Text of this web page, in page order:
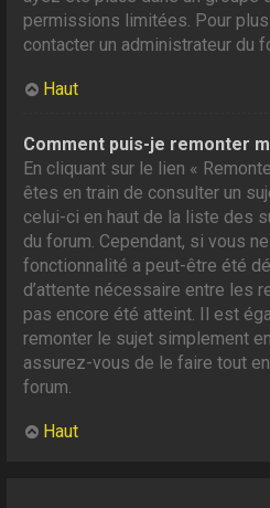
permissions limitées. Pour
contacter un administrateur du
Haut
Comment puis-je remonter
En cliquant sur le lien «
êtes en train de consulter un
celui-ci en haut de la liste des
du forum. Cependant, si vous
fonctionnalité a peut-être été
d’attente nécessaire entre les
pas encore été atteint. Il est
remonter le sujet simplement
assurez-vous de le faire tout
forum.
Haut